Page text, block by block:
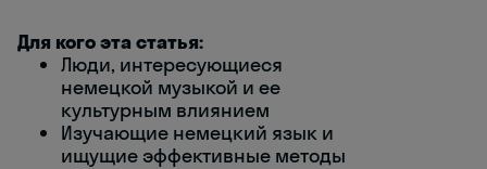
Для кого эта статья:
Люди, интересующиеся
немецкой музыкой и ее
культурным влиянием
Изучающие немецкий язык и
ищущие эффективные методы